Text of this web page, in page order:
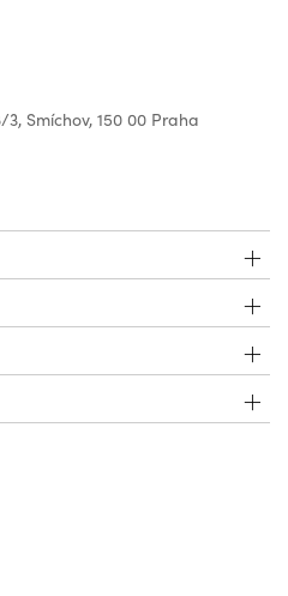
3, Smíchov, 150 00 Praha